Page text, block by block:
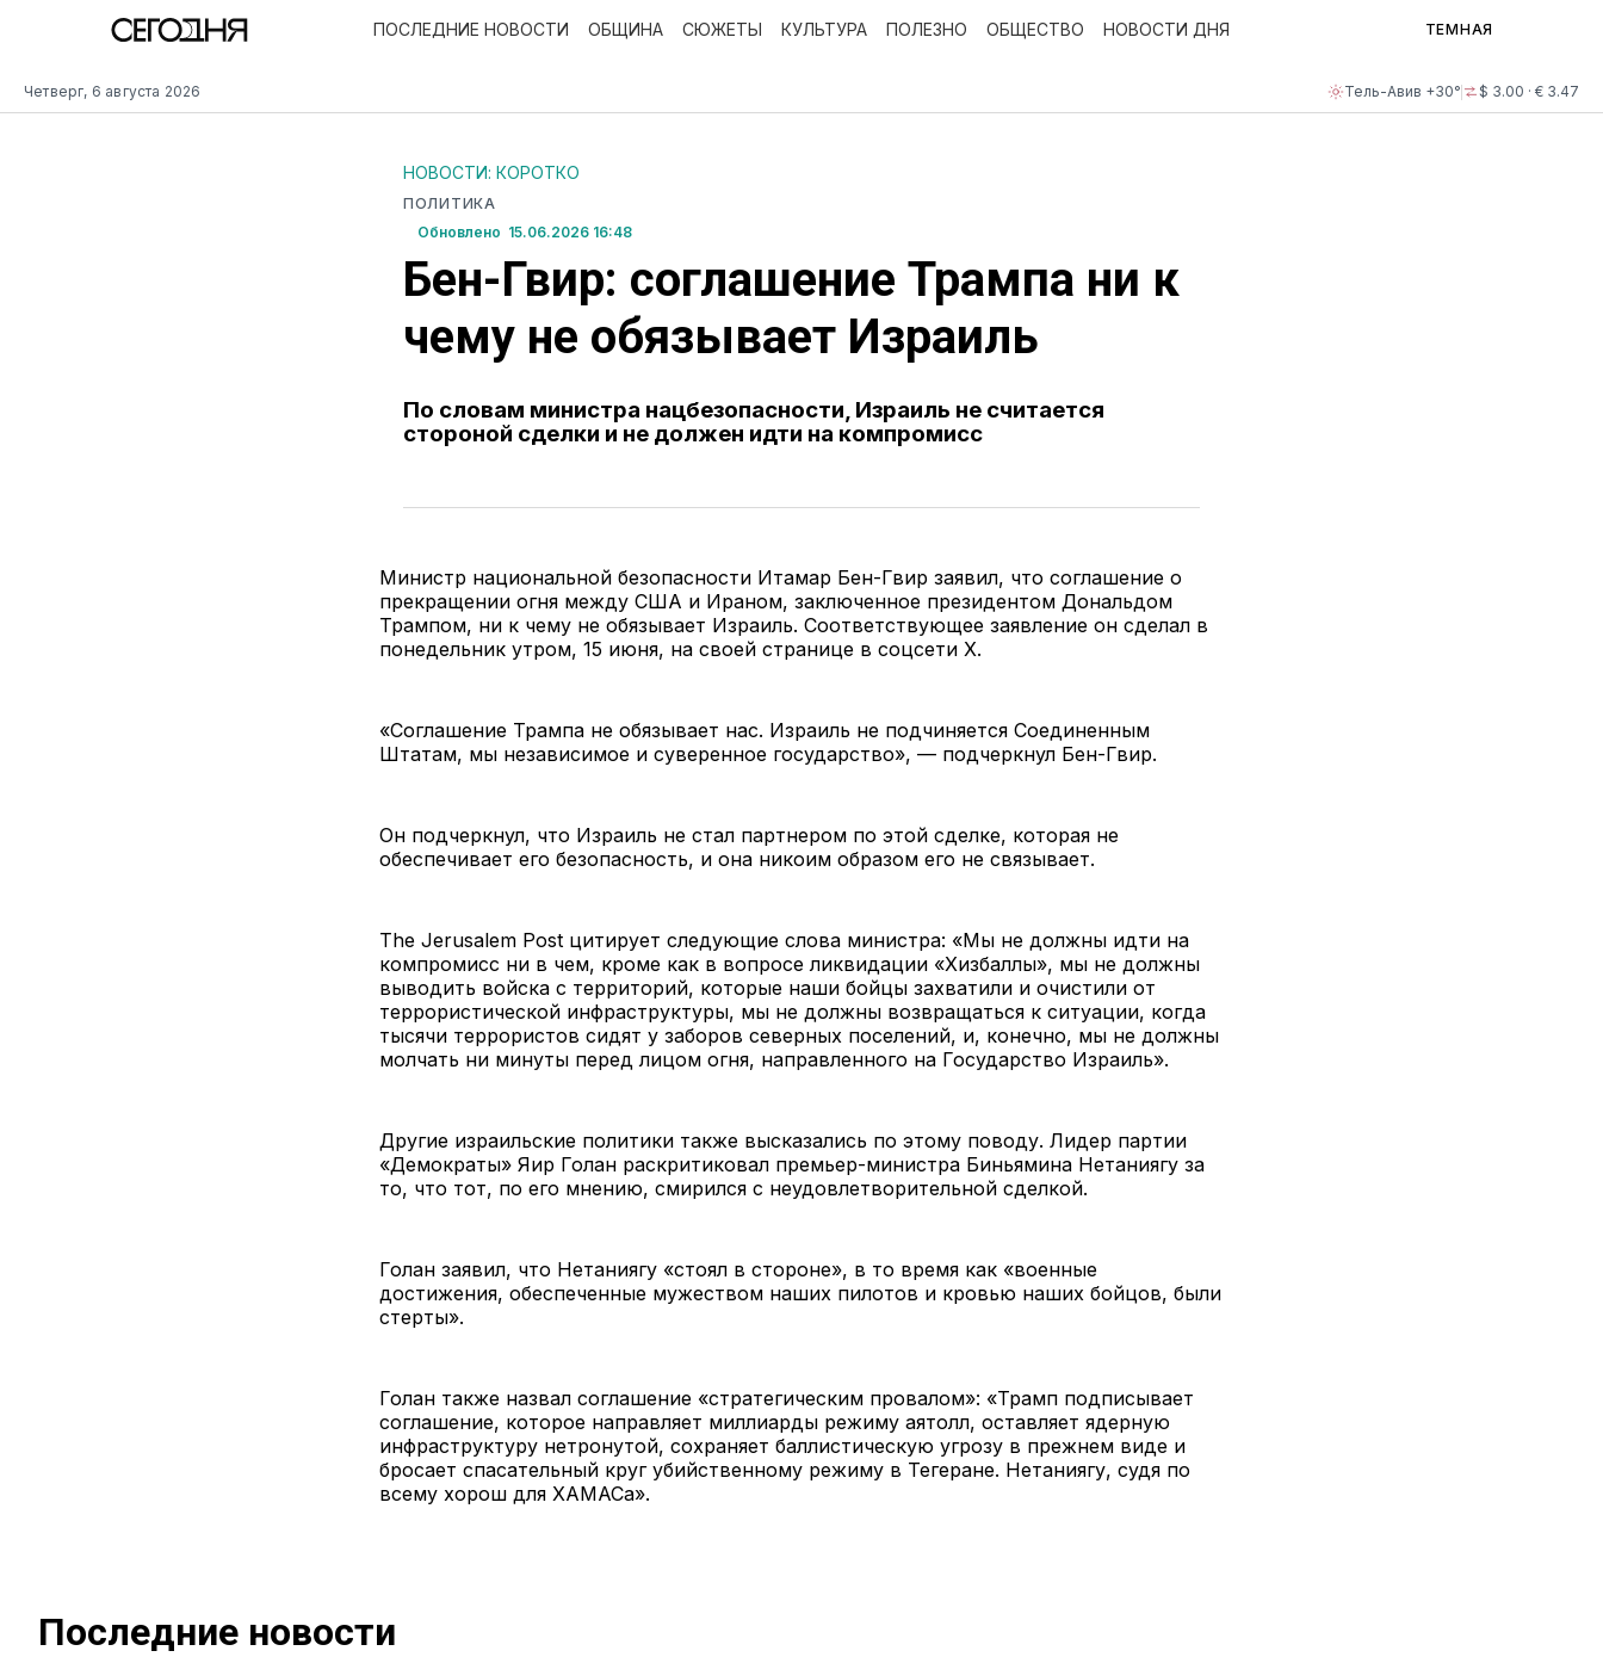
Четверг, 6 августа 2026 Тель-Авив +30° $ 3.00 · € 3.47
ПОСЛЕДНИЕ НОВОСТИ ОБЩИНА СЮЖЕТЫ КУЛЬТУРА ПОЛЕЗНО ОБЩЕСТВО НОВОСТИ ДНЯ ТЕМНАЯ
НОВОСТИ: КОРОТКО
ПОЛИТИКА
Обновлено 15.06.2026 16:48
Бен-Гвир: соглашение Трампа ни к
чему не обязывает Израиль
По словам министра нацбезопасности, Израиль не считается
стороной сделки и не должен идти на компромисс
Министр национальной безопасности Итамар Бен-Гвир заявил, что соглашение о
прекращении огня между США и Ираном, заключенное президентом Дональдом
Трампом, ни к чему не обязывает Израиль. Соответствующее заявление он сделал в
понедельник утром, 15 июня, на своей странице в соцсети X.
«Соглашение Трампа не обязывает нас. Израиль не подчиняется Соединенным
Штатам, мы независимое и суверенное государство», — подчеркнул Бен-Гвир.
Он подчеркнул, что Израиль не стал партнером по этой сделке, которая не
обеспечивает его безопасность, и она никоим образом его не связывает.
The Jerusalem Post цитирует следующие слова министра: «Мы не должны идти на
компромисс ни в чем, кроме как в вопросе ликвидации «Хизбаллы», мы не должны
выводить войска с территорий, которые наши бойцы захватили и очистили от
террористической инфраструктуры, мы не должны возвращаться к ситуации, когда
тысячи террористов сидят у заборов северных поселений, и, конечно, мы не должны
молчать ни минуты перед лицом огня, направленного на Государство Израиль».
Другие израильские политики также высказались по этому поводу. Лидер партии
«Демократы» Яир Голан раскритиковал премьер-министра Биньямина Нетаниягу за
то, что тот, по его мнению, смирился с неудовлетворительной сделкой.
Голан заявил, что Нетаниягу «стоял в стороне», в то время как «военные
достижения, обеспеченные мужеством наших пилотов и кровью наших бойцов, были
стерты».
Голан также назвал соглашение «стратегическим провалом»: «Трамп подписывает
соглашение, которое направляет миллиарды режиму аятолл, оставляет ядерную
инфраструктуру нетронутой, сохраняет баллистическую угрозу в прежнем виде и
бросает спасательный круг убийственному режиму в Тегеране. Нетаниягу, судя по
всему хорош для ХАМАСа».
Последние новости